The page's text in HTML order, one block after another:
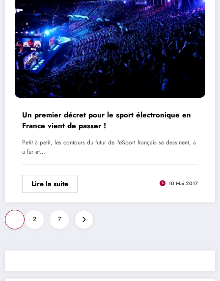
Un premier décret pour le sport électronique en
France vient de passer !
Petit à petit, les contours du futur de l'eSport français se dessinent, a
u fur et…
Lire la suite 10 Mai 2017
Pagination
des
publications
2
…
7